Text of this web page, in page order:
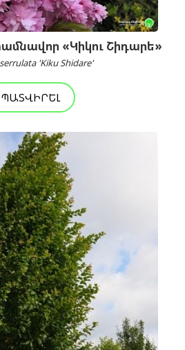
«Կիկու Շիդարե»
'Kiku Shidare'
ՊԱՏՎԻՐԵԼ